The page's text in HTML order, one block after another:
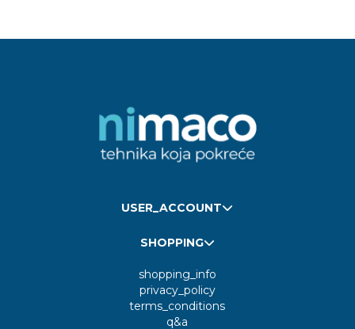
USER_ACCOUNT
SHOPPING
shopping_info
privacy_policy
terms_conditions
q&a